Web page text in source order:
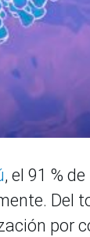
, el 91 %
Del
por